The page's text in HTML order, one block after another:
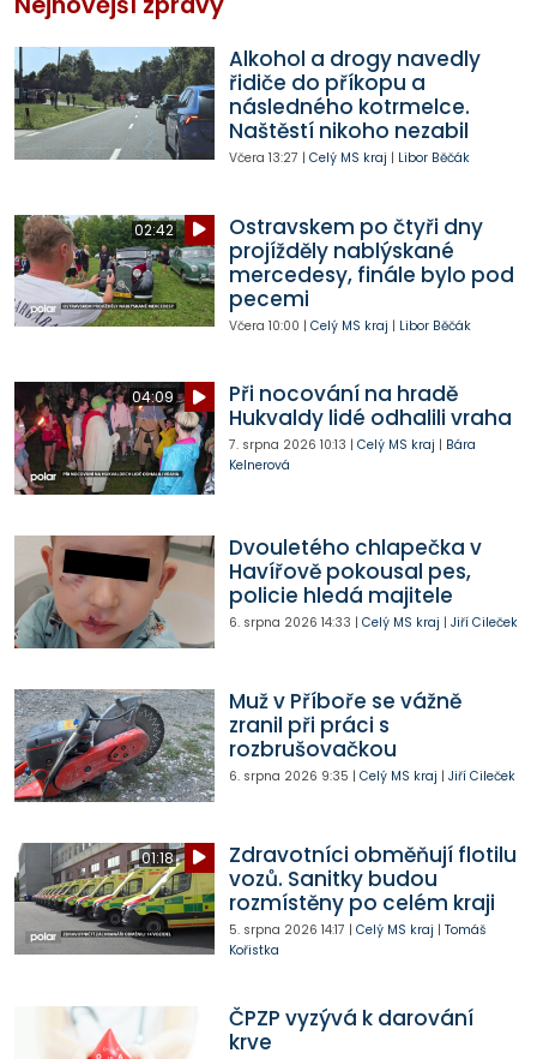
Alkohol a drogy navedly
řidiče do příkopu a
následného kotrmelce.
Naštěstí nikoho nezabil
Včera 13:27 | Celý MS kraj | Libor Běčák
02:42
Ostravskem po čtyři dny
projížděly nablýskané
mercedesy, finále bylo pod
pecemi
Včera 10:00 | Celý MS kraj | Libor Běčák
04:09
Při nocování na hradě
Hukvaldy lidé odhalili vraha
7. srpna 2026 10:13 | Celý MS kraj | Bára
Kelnerová
Dvouletého chlapečka v
Havířově pokousal pes,
policie hledá majitele
6. srpna 2026 14:33 | Celý MS kraj | Jiří Cileček
Muž v Příboře se vážně
zranil při práci s
rozbrušovačkou
6. srpna 2026 9:35 | Celý MS kraj | Jiří Cileček
01:18
Zdravotníci obměňují flotilu
vozů. Sanitky budou
rozmístěny po celém kraji
5. srpna 2026 14:17 | Celý MS kraj | Tomáš
Kořistka
ČPZP vyzývá k darování
krve